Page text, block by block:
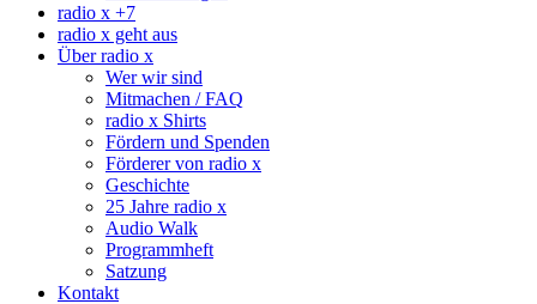
radio x +7
radio x geht aus
Über radio x
Wer wir sind
Mitmachen / FAQ
radio x Shirts
Fördern und Spenden
Förderer von radio x
Geschichte
25 Jahre radio x
Audio Walk
Programmheft
Satzung
Kontakt